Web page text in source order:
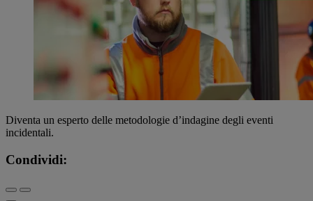
Diventa un esperto delle metodologie d’indagine degli eventi
incidentali.
Condividi: